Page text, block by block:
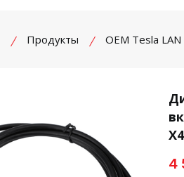
Продукты OEM Tesla
4